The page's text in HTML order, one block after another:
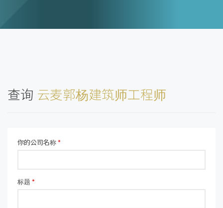
查询 云麦郭杨建筑师工程师
你的公司名称*
标题 *